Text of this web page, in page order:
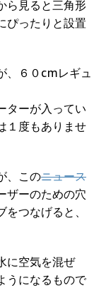
ら見ると三角形
ぴったりと設置
、６０cmレギュ
ターが入ってい
１度もありませ
、このニュース
ザーのための穴
つなげると、
に空気を混ぜ
うになるもので